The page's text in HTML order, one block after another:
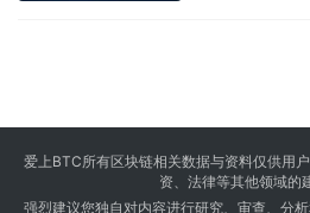
爱上BTC所有区块链相关数据与资料仅供用
资、法律等其他领域的
强烈建议您独自对内容进行研究、审查、分